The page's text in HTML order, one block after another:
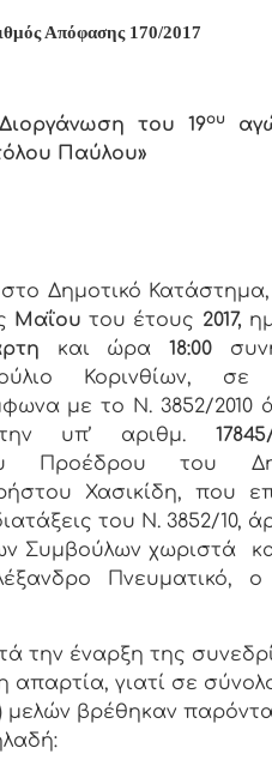
Απόφασης 170/2017
του 19ου
Παύλου»
στο Δημοτικό
Μαΐου του έτους 2017,
και ώρα18:00
Κορινθίων, σε
με το Ν. 3852/2010
υπ’ αριθμ.
Προέδρου του
Χασικίδη, που
του Ν. 3852/10,
Συμβούλων χωριστά
Πνευματικό,
την έναρξη της
απαρτία, γιατί σε
μελών βρέθηκαν